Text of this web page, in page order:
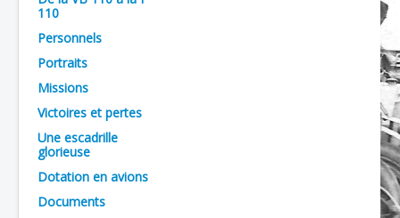
Les As
Cahiers des As
110
Personnels
Portraits
Missions
Victoires et pertes
Une escadrille
glorieuse
Dotation en avions
Documents